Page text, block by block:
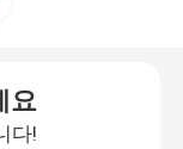
요
다!